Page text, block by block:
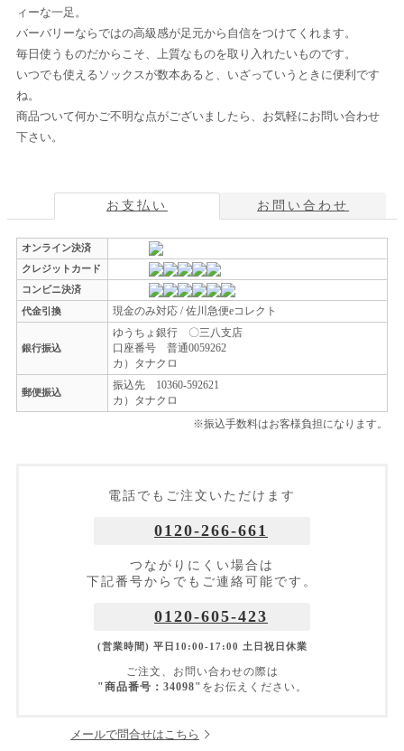
ィーな一足。
バーバリーならではの高級感が足元から自信をつけてくれます。
毎日使うものだからこそ、上質なものを取り入れたいものです。
いつでも使えるソックスが数本あると、いざっていうときに便利です
ね。
商品ついて何かご不明な点がございましたら、お気軽にお問い合わせ
下さい。
お支払い お問い合わせ
オンライン決済
クレジットカード
コンビニ決済
代金引換
現金のみ対応 / 佐川急便eコレクト
銀行振込
ゆうちょ銀行 〇三八支店
口座番号 普通0059262
カ）タナクロ
郵便振込
振込先 10360-592621
カ）タナクロ
※振込手数料はお客様負担になります。
電話でもご注文いただけます
0120-266-661
つながりにくい場合は
下記番号からでもご連絡可能です。
0120-605-423
(営業時間) 平日10:00-17:00 土日祝日休業
ご注文、お問い合わせの際は
"商品番号：34098" をお伝えください。
メールで問合せはこちら